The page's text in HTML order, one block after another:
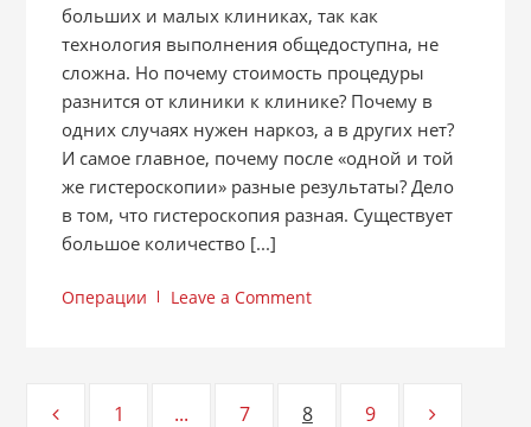
больших и малых клиниках, так как
технология выполнения общедоступна, не
сложна. Но почему стоимость процедуры
разнится от клиники к клинике? Почему в
одних случаях нужен наркоз, а в других нет?
И самое главное, почему после «одной и той
же гистероскопии» разные результаты? Дело
в том, что гистероскопия разная. Существует
большое количество [...]
Операции Leave a Comment
Навигация
1 ... Page
7 Page
8 Page
9